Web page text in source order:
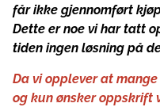
får ikke gjennomført
Dette er noe vi har tatt
tiden ingen løsning på
Da vi opplever at
og kun ønsker oppskrift